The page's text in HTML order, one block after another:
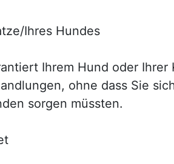
Ihres Hundes
Ihrem Hund oder Ihrer
ohne dass Sie
sorgen müssten.